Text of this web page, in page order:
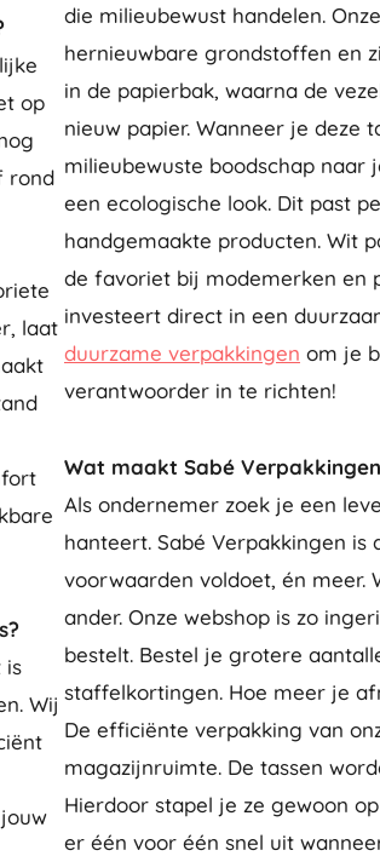
op
rond
laat
is
Wij
die milieubewust handelen.
hernieuwbare grondstoffen en
in de papierbak, waarna de
nieuw papier. Wanneer je deze
milieubewuste boodschap
een ecologische look. Dit past
handgemaakte producten. Wit
de favoriet bij modemerken en
investeert direct in een
duurzame verpakkingen om je
verantwoorder in te richten!
Wat maakt Sabé
Als ondernemer zoek je een
hanteert. Sabé Verpakkingen
voorwaarden voldoet, én meer.
ander. Onze webshop is zo
bestelt. Bestel je grotere
staffelkortingen. Hoe meer je
De efficiënte verpakking van
magazijnruimte. De tassen
Hierdoor stapel je ze gewoon
er één voor één snel uit